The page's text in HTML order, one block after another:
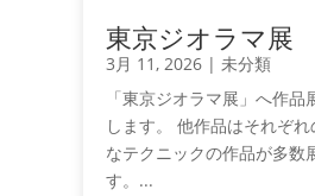
東京ジオラマ展
3月 11, 2026| 未分類
「東京ジオラマ展」へ作品
します。 他作品はそれぞ
なテクニックの作品が多数
す。...